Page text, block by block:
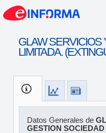
GLAW SERVICIOS
LIMITADA.
Datos Generales de
GESTION